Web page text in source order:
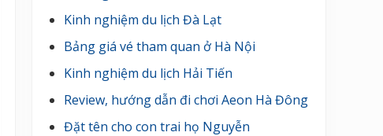
Kinh nghiệm du lịch Đà Lạt
Bảng giá vé tham quan ở Hà Nội
Kinh nghiệm du lịch Hải Tiến
Review, hướng dẫn đi chơi Aeon Hà Đông
Đặt tên cho con trai họ Nguyễn